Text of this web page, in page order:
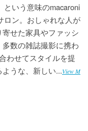
という意味のmacaroni
ロン。おしゃれな人が
せた家具やファッシ
数の雑誌撮影に携わ
わせてスタイルを提
うな、新しい...View M